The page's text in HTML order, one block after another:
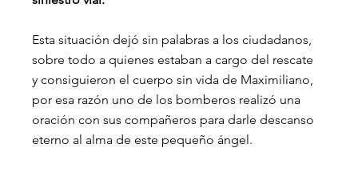
Esta situación dejó sin palabras a los ciudadanos,
sobre todo a quienes estaban a cargo del rescate
y consiguieron el cuerpo sin vida de Maximiliano,
por esa razón uno de los bomberos realizó una
oración con sus compañeros para darle descanso
eterno al alma de este pequeño ángel.